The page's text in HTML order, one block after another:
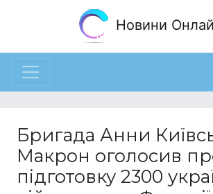
Новини
Бригада Анни
Макрон оголосив
підготовку 2300